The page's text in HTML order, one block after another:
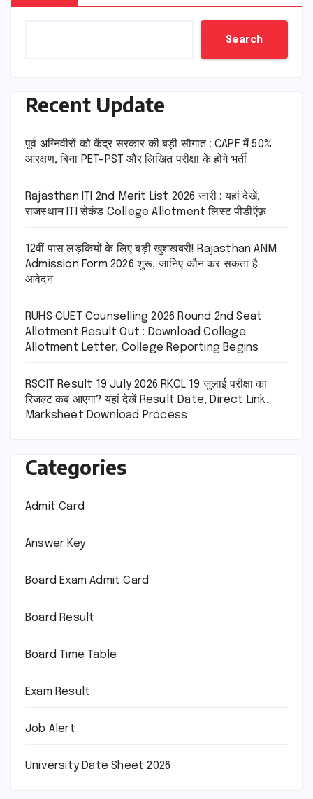
Search
Recent Update
पूर्व अग्निवीरों को केंद्र सरकार की बड़ी सौगात : CAPF में 50%
आरक्षण, बिना PET-PST और लिखित परीक्षा के होंगे भर्ती
Rajasthan ITI 2nd Merit List 2026 जारी : यहां देखें,
राजस्थान ITI सेकंड College Allotment लिस्ट पीडीऍफ़
12वीं पास लड़कियों के लिए बड़ी खुशखबरी! Rajasthan ANM
Admission Form 2026 शुरू, जानिए कौन कर सकता है
आवेदन
RUHS CUET Counselling 2026 Round 2nd Seat
Allotment Result Out : Download College
Allotment Letter, College Reporting Begins
RSCIT Result 19 July 2026 RKCL 19 जुलाई परीक्षा का
रिजल्ट कब आएगा? यहां देखें Result Date, Direct Link,
Marksheet Download Process
Categories
Admit Card
Answer Key
Board Exam Admit Card
Board Result
Board Time Table
Exam Result
Job Alert
University Date Sheet 2026